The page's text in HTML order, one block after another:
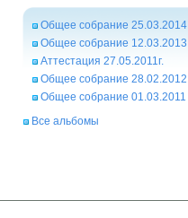
Общее собрание 25.03.2014
Общее собрание 12.03.2013
Аттестация 27.05.2011г.
Общее собрание 28.02.2012
Общее собрание 01.03.2011
Все альбомы